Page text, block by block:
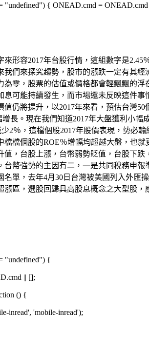
"undefined") { ONEAD.cmd =
來形容2017年台股行情，這組數字是
我們來探究趨勢，股市的漲跌一定有其
為零，股票的估值或價格都會輕飄飄的
息可能持續發生，而市場還未反映這件
值仍將提升，以2017年來看，預估台灣
增長。現在我們知道2017年大盤獲利小
少2％，這檔個股2017年股價表現，勢必
檔檔個股的ROE％增幅均超越大盤，也
值，台股上漲，台幣弱勢貶值，台股下
台幣強勢的主因有二，一是共同稅務申
名單，去年4月30日台灣被美國列入外匯
漲區，選股回歸具高股息概念之大型股，
"undefined") {
|| [];
() {
inread', 'mobile-inread');